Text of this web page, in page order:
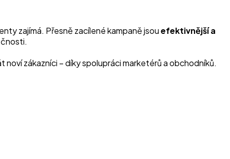
zajímá. Přesně zacílené kampaně jsouefektivnější a
noví zákazníci – díky spolupráci marketérů a obchodníků.